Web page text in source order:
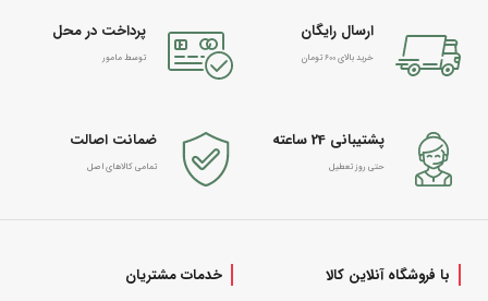
ارسال رایگان
خرید بالای 600 تومان
پرداخت در محل
توسط مامور
پشتیبانی 24 ساعته
حتی روز تعطیل
ضمانت اصالت
تمامی کالاهای اصل
با فروشگاه آنلاین کالا
خدمات مشتریان